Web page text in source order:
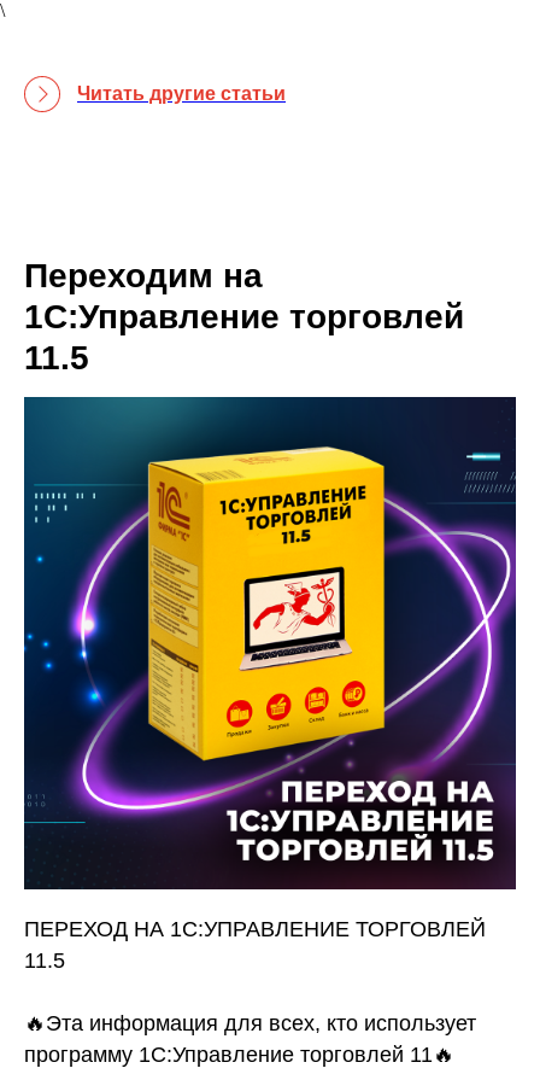
\
Читать другие статьи
Переходим на
1С:Управление торговлей
11.5
ПЕРЕХОД НА 1С:УПРАВЛЕНИЕ ТОРГОВЛЕЙ
11.5
🔥Эта информация для всех, кто использует
программу 1С:Управление торговлей 11🔥